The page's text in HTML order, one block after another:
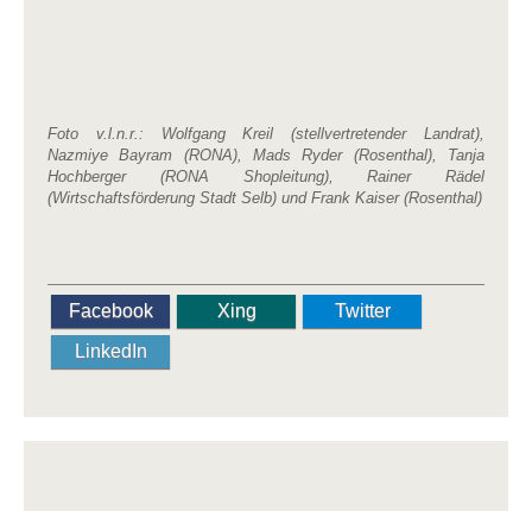
Foto v.l.n.r.: Wolfgang Kreil (stellvertretender Landrat),
Nazmiye Bayram (RONA), Mads Ryder (Rosenthal), Tanja
Hochberger (RONA Shopleitung), Rainer Rädel
(Wirtschaftsförderung Stadt Selb) und Frank Kaiser (Rosenthal)
Facebook Xing
Twitter
LinkedIn